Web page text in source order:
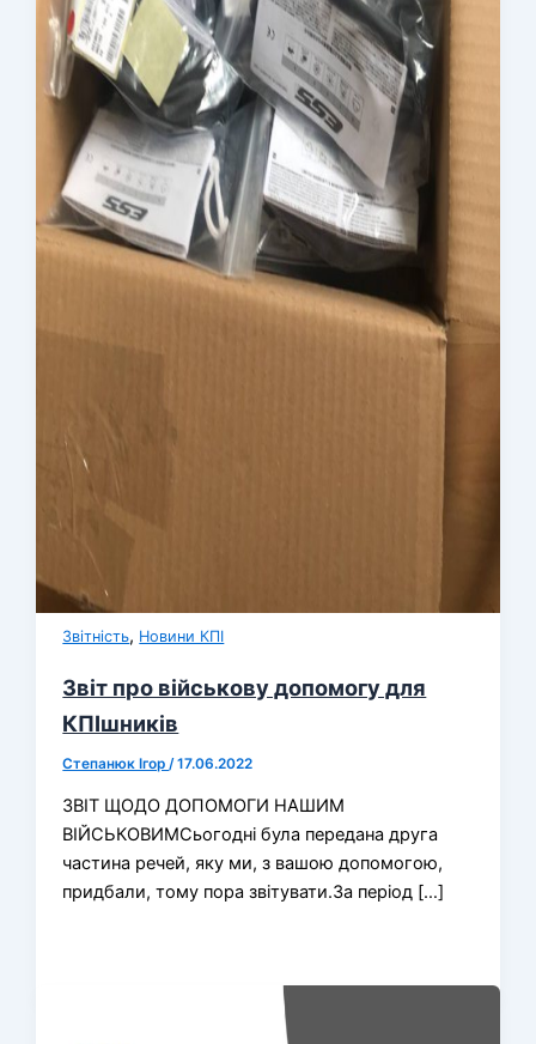
Звітність, Новини КПІ
Звіт про військову допомогу для
КПІшників
Степанюк Ігор /17.06.2022
ЗВІТ ЩОДО ДОПОМОГИ НАШИМ
ВІЙСЬКОВИМСьогодні була передана друга
частина речей, яку ми, з вашою допомогою,
придбали, тому пора звітувати.За період […]